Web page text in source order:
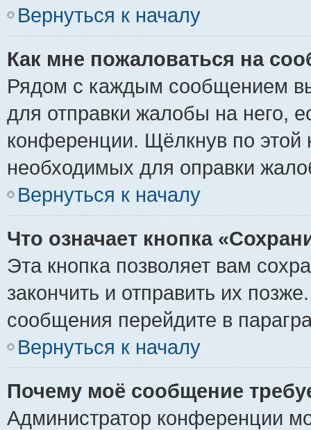
Вернуться к началу
Как мне пожаловаться на
Рядом с каждым сообщением
для отправки жалобы на него,
конференции. Щёлкнув по этой
необходимых для оправки
Вернуться к началу
Что означает кнопка
Эта кнопка позволяет вам
закончить и отправить их
сообщения перейдите в
Вернуться к началу
Почему моё сообщение
Администратор конференции